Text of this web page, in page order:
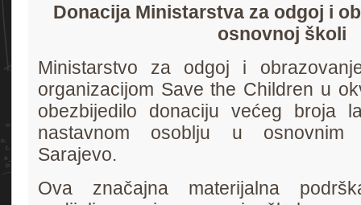
Donacija Ministarstva za odgoj i
osnovnoj školi
Ministarstvo za odgoj i
organizacijom Save the Children u
obezbijedilo donaciju većeg broja
nastavnom osoblju u osnovnim
Sarajevo.
Ova značajna materijalna